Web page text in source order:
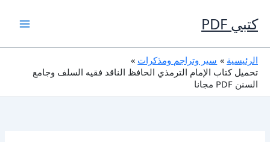
إلى
المحتوى
كتبي PDF
الرئيسية
سير وتراجم ومذكرات
تحميل كتاب الإمام الترمذي الحافظ الناقد فقيه السلف وجامع
السنن PDF مجانا